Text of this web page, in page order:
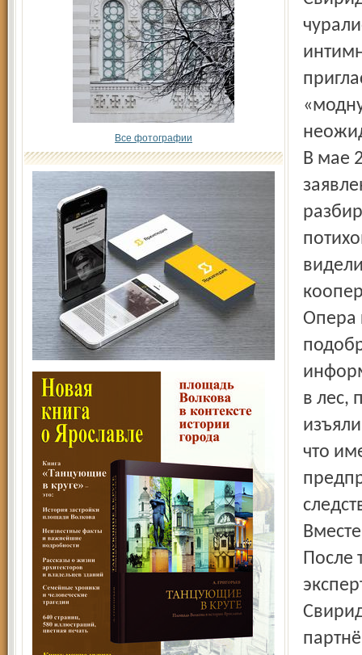
Все фотографии
В мае
Опера
в лес,
что
После